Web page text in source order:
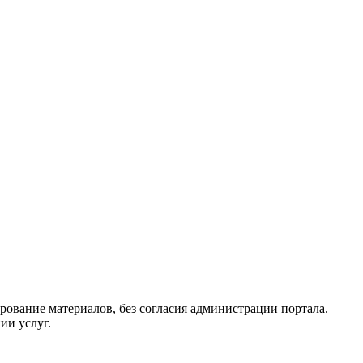
материалов, без согласия администрации портала.
услуг.